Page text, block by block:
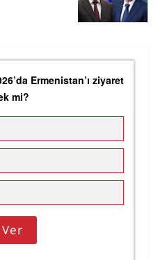
Ermenistan’ı ziyaret
mi?